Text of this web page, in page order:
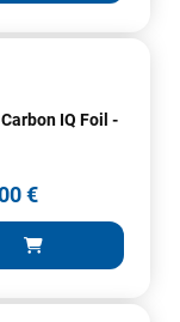
IQ Foil -
€
Super service.